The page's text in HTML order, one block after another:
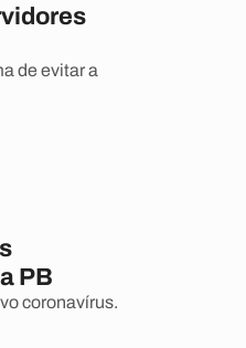
de evitar a
PB
coronavírus.